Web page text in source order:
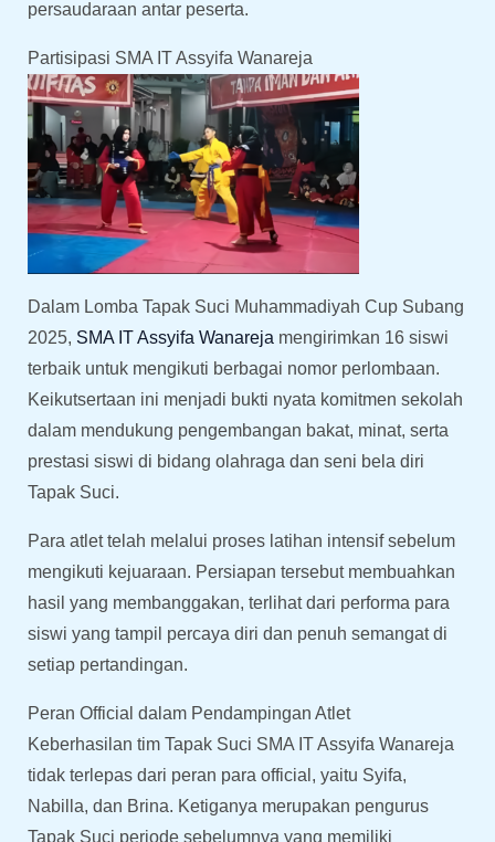
persaudaraan antar peserta.
Partisipasi SMA IT Assyifa Wanareja
Dalam Lomba Tapak Suci Muhammadiyah Cup Subang
2025, SMA IT Assyifa Wanareja mengirimkan 16 siswi
terbaik untuk mengikuti berbagai nomor perlombaan.
Keikutsertaan ini menjadi bukti nyata komitmen sekolah
dalam mendukung pengembangan bakat, minat, serta
prestasi siswi di bidang olahraga dan seni bela diri
Tapak Suci.
Para atlet telah melalui proses latihan intensif sebelum
mengikuti kejuaraan. Persiapan tersebut membuahkan
hasil yang membanggakan, terlihat dari performa para
siswi yang tampil percaya diri dan penuh semangat di
setiap pertandingan.
Peran Official dalam Pendampingan Atlet
Keberhasilan tim Tapak Suci SMA IT Assyifa Wanareja
tidak terlepas dari peran para official, yaitu Syifa,
Nabilla, dan Brina. Ketiganya merupakan pengurus
Tapak Suci periode sebelumnya yang memiliki